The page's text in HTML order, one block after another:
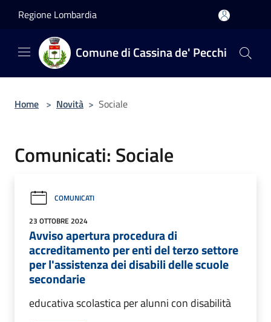
Regione Lombardia
Comune di Cassina de' Pecchi
Home > Novità > Sociale
Comunicati: Sociale
COMUNICATI
23 OTTOBRE 2024
Avviso apertura procedura di
accreditamento per enti del terzo settore
per l'assistenza dei disabili delle scuole
secondarie
educativa scolastica per alunni con disabilità